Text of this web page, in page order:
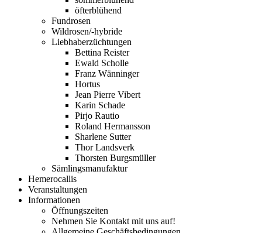
öfterblühend
Fundrosen
Wildrosen/-hybride
Liebhaberzüchtungen
Bettina Reister
Ewald Scholle
Franz Wänninger
Hortus
Jean Pierre Vibert
Karin Schade
Pirjo Rautio
Roland Hermansson
Sharlene Sutter
Thor Landsverk
Thorsten Burgsmüller
Sämlingsmanufaktur
Hemerocallis
Veranstaltungen
Informationen
Öffnungszeiten
Nehmen Sie Kontakt mit uns auf!